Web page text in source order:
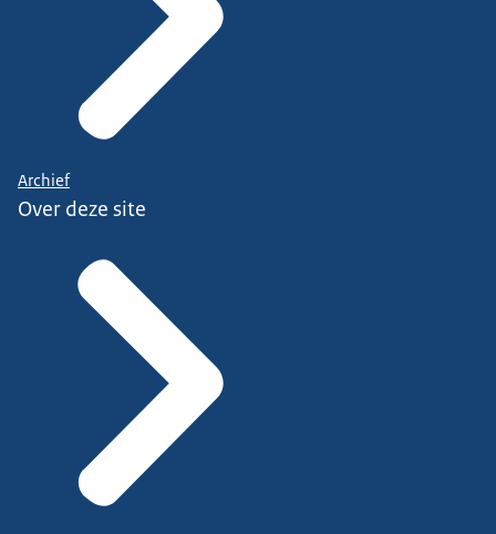
Archief
Over deze site